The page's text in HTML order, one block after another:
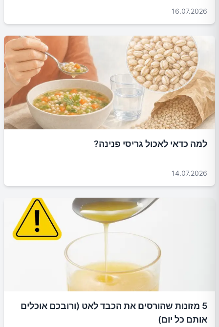
16.07.2026
למה כדאי לאכול גריסי פנינה?
14.07.2026
5 מזונות שהורסים את הכבד לאט (ורובכם אוכלים
אותם כל יום)